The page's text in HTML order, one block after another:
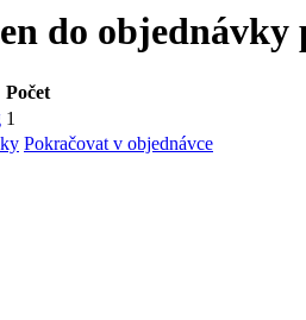
do objednávky
Počet
1
Pokračovat v objednávce